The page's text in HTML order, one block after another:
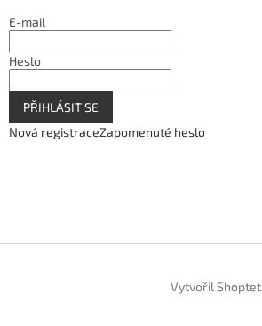
E-mail
Heslo
PŘIHLÁSIT SE
Nová registraceZapomenuté heslo
Vytvořil Shoptet